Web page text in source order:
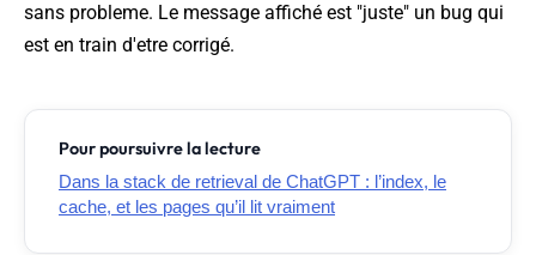
sans probleme. Le message affiché est "juste" un bug qui
est en train d'etre corrigé.
Pour poursuivre la lecture
Dans la stack de retrieval de ChatGPT : l’index, le
cache, et les pages qu’il lit vraiment